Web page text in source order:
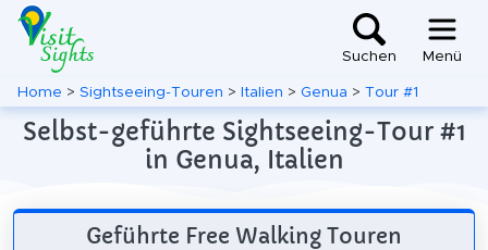
Suchen Menü
Home > Sightseeing-Touren > Italien > Genua > Tour #1
Selbst-geführte Sightseeing-Tour #1
in Genua, Italien
Geführte Free Walking Touren